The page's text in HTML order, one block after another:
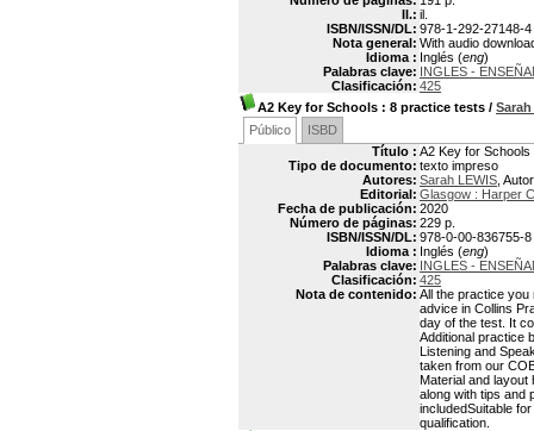
Il.: il.
ISBN/ISSN/DL: 978-1-292-27148-4
Nota general: With audio
Idioma : Inglés (eng)
Palabras clave: INGLES -
Clasificación: 425
A2 Key for Schools : 8 practice tests / Sarah
Público
ISBD
Título : A2 Key for
Tipo de documento: texto impreso
Autores: Sarah LEWIS , Autor
Editorial: Glasgow : Harper
Fecha de publicación: 2020
Número de páginas: 229 p.
ISBN/ISSN/DL: 978-0-00-836755-8
Idioma : Inglés (eng)
Palabras clave: INGLES -
Clasificación: 425
Nota de contenido: All the practice you
advice in Collins
day of the test. It
Additional practice
Listening and
taken from our
Material and layout
along with tips and
includedSuitable
qualification.